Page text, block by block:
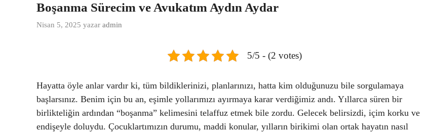
Boşanma Sürecim ve Avukatım Aydın Aydar
Nisan 5, 2025 yazar admin
5/5 - (2 votes)
Hayatta öyle anlar vardır ki, tüm bildiklerinizi, planlarınızı, hatta kim olduğunuzu bile sorgulamaya
başlarsınız. Benim için bu an, eşimle yollarımızı ayırmaya karar verdiğimiz andı. Yıllarca süren bir
birlikteliğin ardından “boşanma” kelimesini telaffuz etmek bile zordu. Gelecek belirsizdi, içim korku ve
endişeyle doluydu. Çocuklartımızın durumu, maddi konular, yılların birikimi olan ortak hayatın nasıl